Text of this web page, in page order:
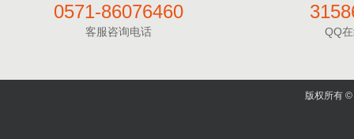
0571-86076460
客服咨询电话 QQ
版权所有